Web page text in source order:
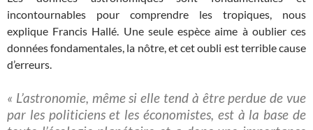
incontournables pour comprendre les tropiques, nous
explique Francis Hallé. Une seule espèce aime à oublier ces
données fondamentales, la nôtre, et cet oubli est terrible cause
d’erreurs.
« L’astronomie, même si elle tend à être perdue de vue
par les politiciens et les économistes, est à la base de